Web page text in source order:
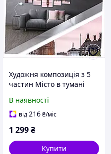
Художня композиція з 5
частин Місто в тумані
В наявності
від216₴/міс
1 299₴
Купити